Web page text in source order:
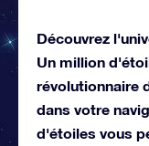
Découvrez
Un million
révolutionnaire
dans votre
d'étoiles vous